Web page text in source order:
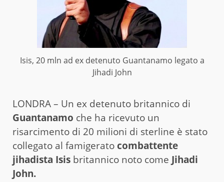
Isis, 20 mln ad ex detenuto Guantanamo legato a
Jihadi John
LONDRA – Un ex detenuto britannico di
Guantanamo che ha ricevuto un
risarcimento di 20 milioni di sterline è stato
collegato al famigerato combattente
jihadista Isis britannico noto come Jihadi
John.